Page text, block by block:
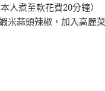
人煮至軟花費20分鐘）
米蒜頭辣椒，加入高麗